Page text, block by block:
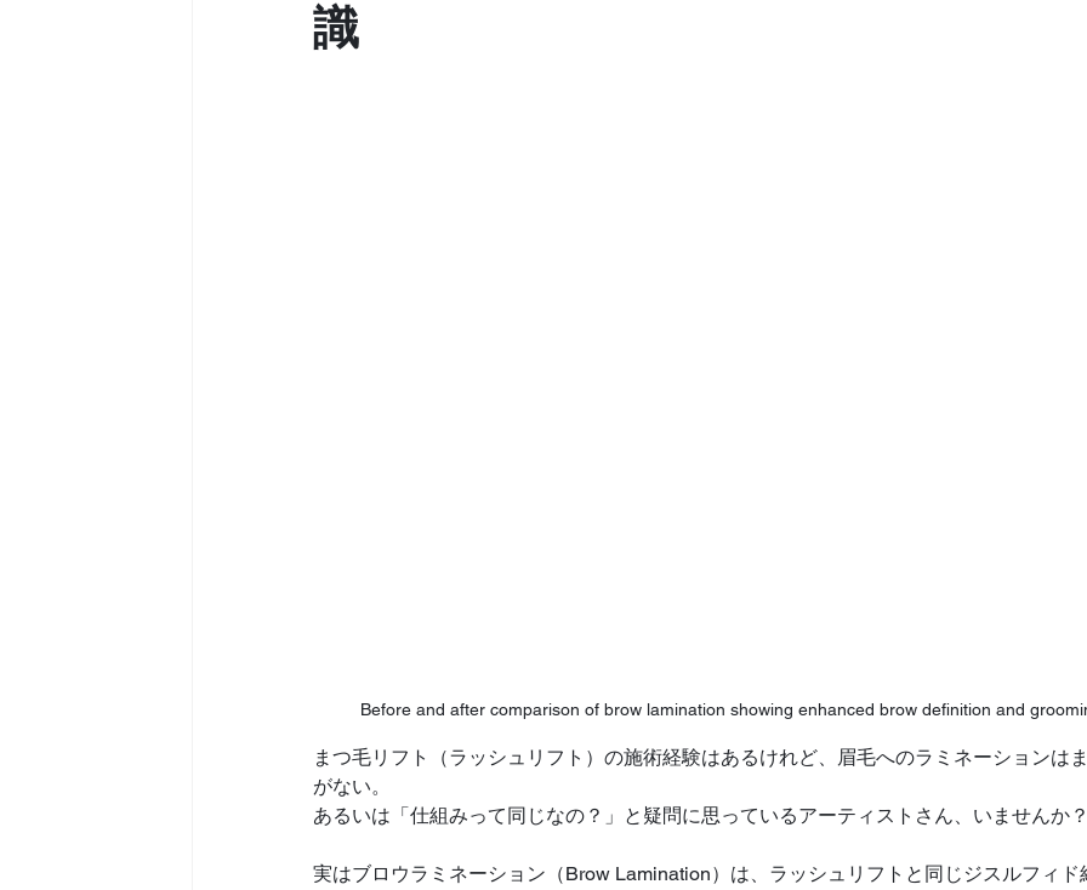
識
Before and after comparison of brow lamination showing enhanced brow definition and
まつ毛リフト（ラッシュリフト）の施術経験はあるけれど、眉毛へのラミネーションは
がない。
あるいは「仕組みって同じなの？」と疑問に思っているアーティストさん、いませんか？
実はブロウラミネーション（Brow Lamination）は、ラッシュリフトと同じジスルフィド